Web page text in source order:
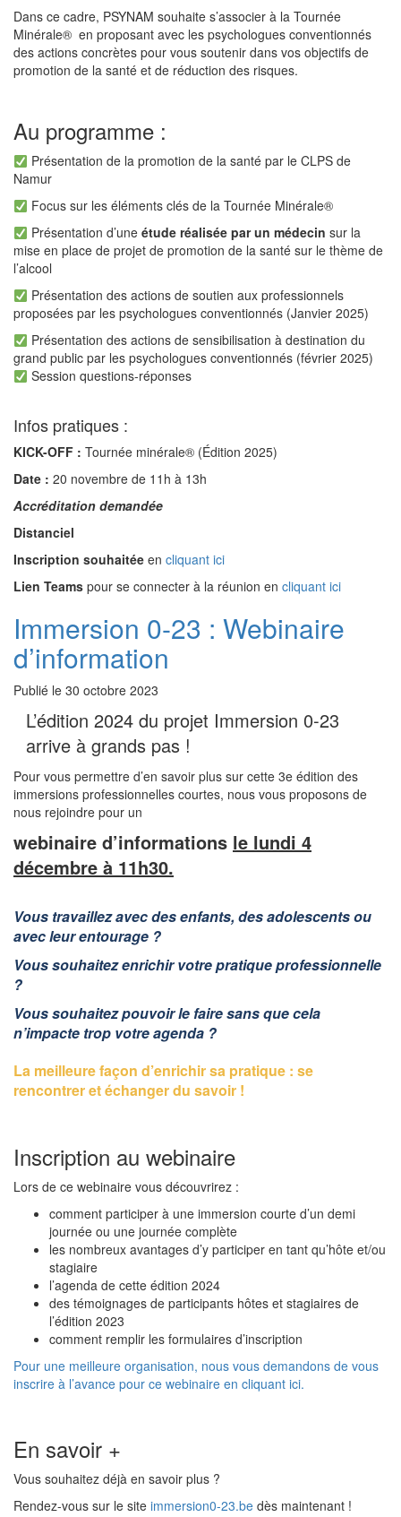
Dans ce cadre, PSYNAM souhaite s’associer à la Tournée
Minérale® en proposant avec les psychologues conventionnés
des actions concrètes pour vous soutenir dans vos objectifs de
promotion de la santé et de réduction des risques.
Au programme :
Présentation de la promotion de la santé par le CLPS de
Namur
Focus sur les éléments clés de la Tournée Minérale®
Présentation d’uneétude réalisée par un médecin sur la
mise en place de projet de promotion de la santé sur le thème de
l’alcool
Présentation des actions de soutien aux professionnels
proposées par les psychologues conventionnés (Janvier 2025)
Présentation des actions de sensibilisation à destination du
grand public par les psychologues conventionnés (février 2025)
Session questions-réponses
Infos pratiques :
KICK-OFF : Tournée minérale® (Édition 2025)
Date : 20 novembre de 11h à 13h
Accréditation demandée
Distanciel
Inscription souhaitée en cliquant ici
Lien Teams pour se connecter à la réunion en cliquant ici
Immersion 0-23 : Webinaire
d’information
Publié le 30 octobre 2023
L’édition 2024 du projet Immersion 0-23
arrive à grands pas !
Pour vous permettre d’en savoir plus sur cette 3e édition des
immersions professionnelles courtes, nous vous proposons de
nous rejoindre pour un
webinaire d’informations le lundi 4
décembre à 11h30.
Vous travaillez avec des enfants, des adolescents ou
avec leur entourage ?
Vous souhaitez enrichir votre pratique professionnelle
?
Vous souhaitez pouvoir le faire sans que cela
n’impacte trop votre agenda ?
La meilleure façon d’enrichir sa pratique : se
rencontrer et échanger du savoir !
Inscription au webinaire
Lors de ce webinaire vous découvrirez :
comment participer à une immersion courte d’un demi
journée ou une journée complète
les nombreux avantages d’y participer en tant qu’hôte et/ou
stagiaire
l’agenda de cette édition 2024
des témoignages de participants hôtes et stagiaires de
l’édition 2023
comment remplir les formulaires d’inscription
Pour une meilleure organisation, nous vous demandons de vous
inscrire à l’avance pour ce webinaire en cliquant ici.
En savoir +
Vous souhaitez déjà en savoir plus ?
Rendez-vous sur le site immersion0-23.be dès maintenant !